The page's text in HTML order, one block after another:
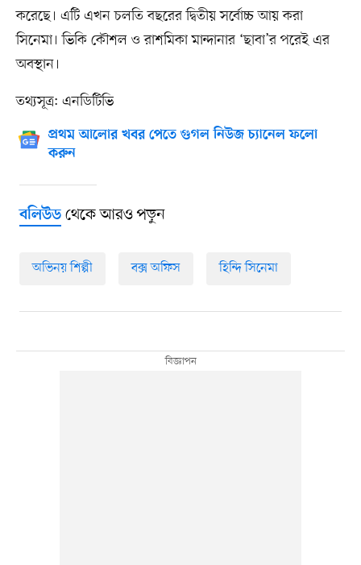
করেছে। এটি এখন চলতি বছরের দ্বিতীয় সর্বোচ্চ আয় করা
সিনেমা। ভিকি কৌশল ও রাশমিকা মান্দানার ‘ছাবা’র পরেই এর
অবস্থান।
তথ্যসূত্র: এনডিটিভি
প্রথম আলোর খবর পেতে গুগল নিউজ চ্যানেল ফলো
করুন
বলিউডথেকে আরও পড়ুন
অভিনয় শিল্পী বক্স অফিস হিন্দি সিনেমা